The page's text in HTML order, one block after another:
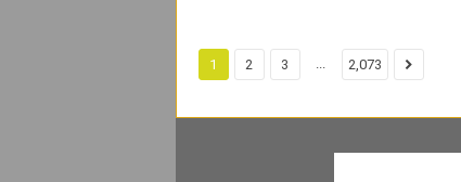
1 2 3 ... 2,073